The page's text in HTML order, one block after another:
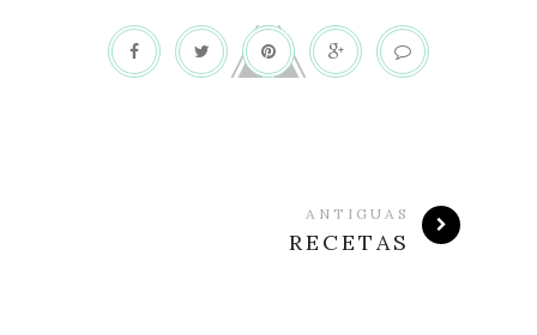
ANTIGUAS
RECETAS